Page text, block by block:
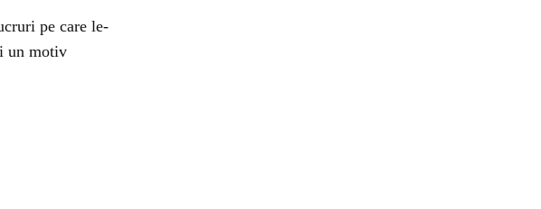
pe care le-
un motiv